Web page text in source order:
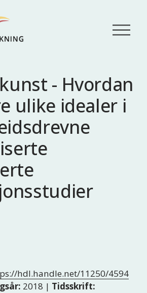
Å
p
e
n
- Hvordan
ulike idealer i
hdl.handle.net/11250/4594
2018 | Tidsskrift: